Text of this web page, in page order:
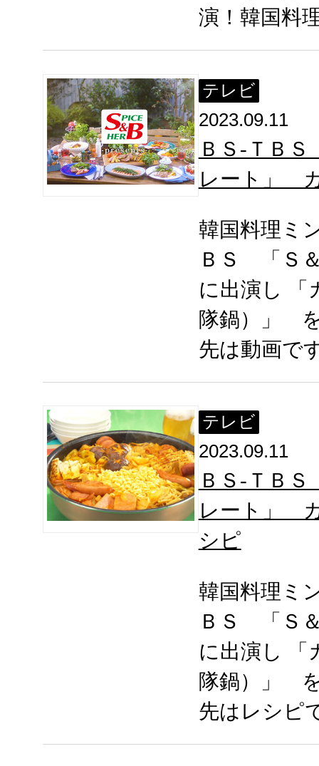
演！韓国料
テレビ
2023.09.11
ＢＳ-ＴＢ
レート」
韓国料理ミ
ＢＳ 「Ｓ
に出演し 「
隊鍋）」
先は動画で
テレビ
2023.09.11
ＢＳ-ＴＢ
レート」
シピ
韓国料理ミ
ＢＳ 「Ｓ
に出演し 「
隊鍋）」
先はレシピ